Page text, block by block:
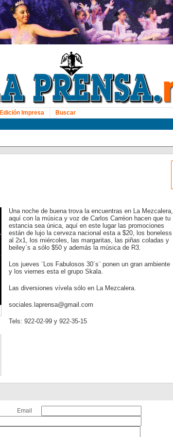
Edición Impresa Buscar
Una noche de buena trova la encuentras en La Mezcalera,
aquí con la música y voz de Carlos Carréon hacen que tu
estancia sea única, aquí en este lugar las promociones
están de lujo la cerveza nacional esta a $20, los boneless
al 2x1, los miércoles, las margaritas, las piñas coladas y
beiley´s a sólo $50 y además la música de R3.
Los jueves ¨Los Fabulosos 30´s¨ ponen un gran ambiente
y los viernes esta el grupo Skala.
Las diversiones vívela sólo en La Mezcalera.
sociales.laprensa@gmail.com
Tels: 922-02-99 y 922-35-15
Email